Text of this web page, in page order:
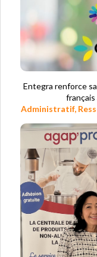
Entegra renforce
français
Administratif,